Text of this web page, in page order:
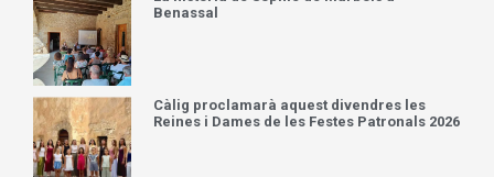
Benassal
Càlig proclamarà aquest divendres les
Reines i Dames de les Festes Patronals 2026